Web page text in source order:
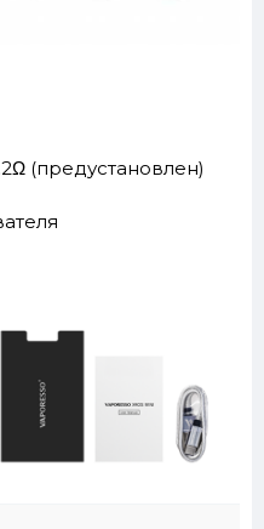
(предустановлен)